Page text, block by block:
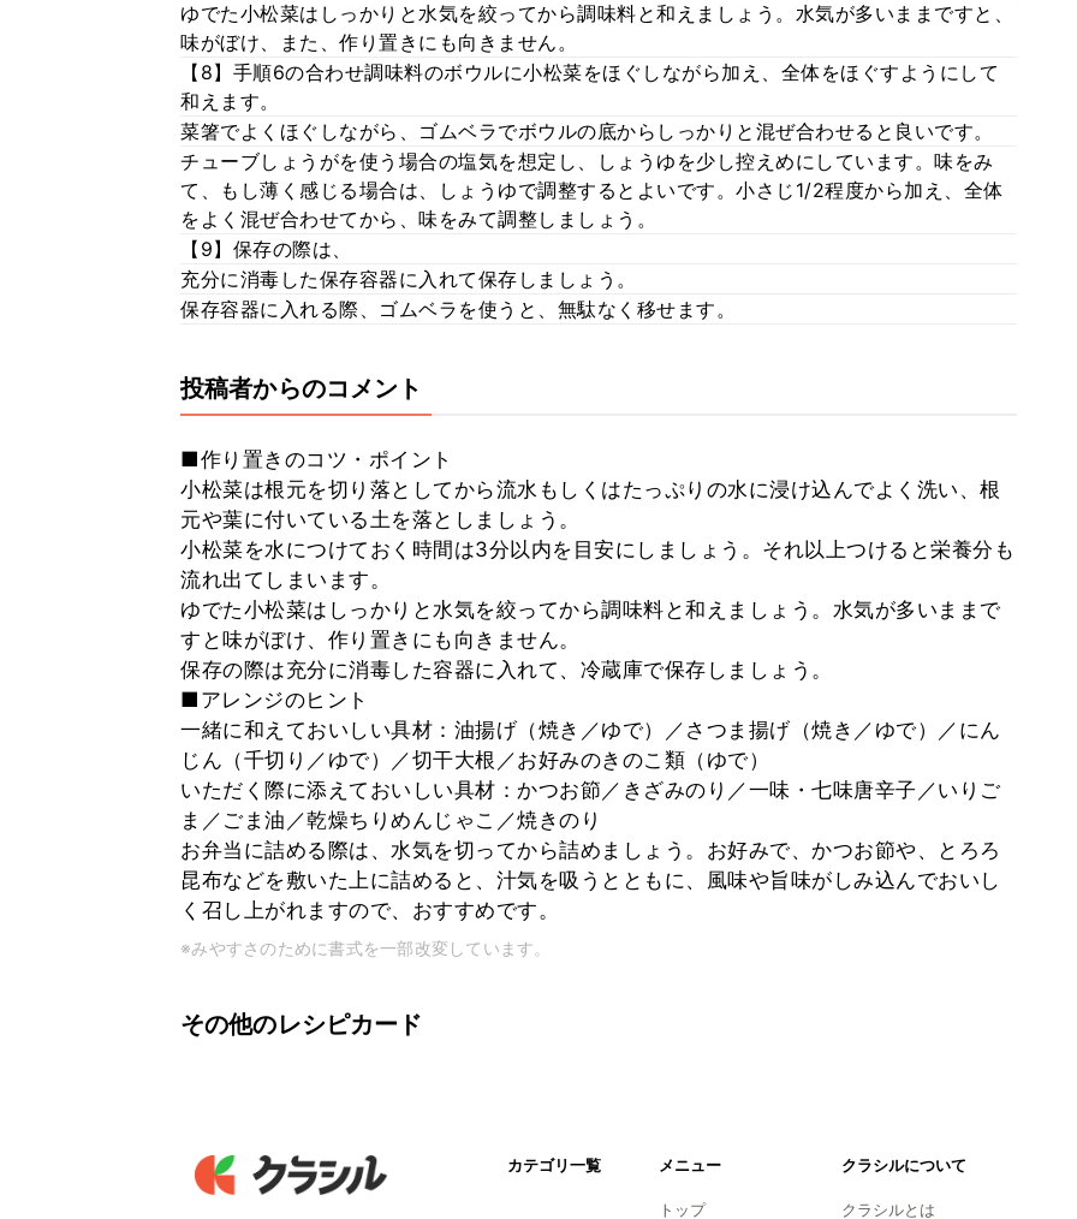
ゆでた小松菜はしっかりと水気を絞ってから調味料と和えましょう。水気が多いままですと、
味がぼけ、また、作り置きにも向きません。
【8】手順6の合わせ調味料のボウルに小松菜をほぐしながら加え、全体をほぐすようにして
和えます。
菜箸でよくほぐしながら、ゴムベラでボウルの底からしっかりと混ぜ合わせると良いです。
チューブしょうがを使う場合の塩気を想定し、しょうゆを少し控えめにしています。味をみ
て、もし薄く感じる場合は、しょうゆで調整するとよいです。小さじ1/2程度から加え、全体
をよく混ぜ合わせてから、味をみて調整しましょう。
【9】保存の際は、
充分に消毒した保存容器に入れて保存しましょう。
保存容器に入れる際、ゴムベラを使うと、無駄なく移せます。
投稿者からのコメント
■作り置きのコツ・ポイント
小松菜は根元を切り落としてから流水もしくはたっぷりの水に浸け込んでよく洗い、根
元や葉に付いている土を落としましょう。
小松菜を水につけておく時間は3分以内を目安にしましょう。それ以上つけると栄養分も
流れ出てしまいます。
ゆでた小松菜はしっかりと水気を絞ってから調味料と和えましょう。水気が多いままで
すと味がぼけ、作り置きにも向きません。
保存の際は充分に消毒した容器に入れて、冷蔵庫で保存しましょう。
■アレンジのヒント
一緒に和えておいしい具材：油揚げ（焼き／ゆで）／さつま揚げ（焼き／ゆで）／にん
じん（千切り／ゆで）／切干大根／お好みのきのこ類（ゆで）
いただく際に添えておいしい具材：かつお節／きざみのり／一味・七味唐辛子／いりご
ま／ごま油／乾燥ちりめんじゃこ／焼きのり
お弁当に詰める際は、水気を切ってから詰めましょう。お好みで、かつお節や、とろろ
昆布などを敷いた上に詰めると、汁気を吸うとともに、風味や旨味がしみ込んでおいし
く召し上がれますので、おすすめです。
※みやすさのために書式を一部改変しています。
その他のレシピカード
カテゴリ一覧 メニュー
トップ
クラシルについて
クラシルとは